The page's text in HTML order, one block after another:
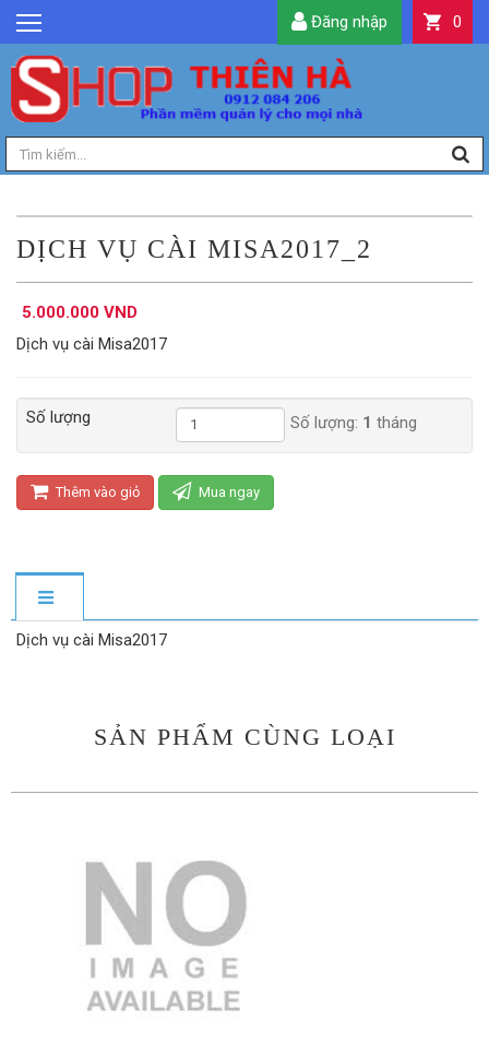
GIỚI THIỆU
TIN TỨC
SẢN PHẨM
DỊCH VỤ
LIÊN HỆ
TIỆN ÍCH
QUẢN LÝ
0
Đăng nhập
DỊCH VỤ CÀI MISA2017_2
5.000.000 VND
Dịch vụ cài Misa2017
Số lượng Số lượng: 1 tháng
Thêm vào giỏ Mua ngay
Dịch vụ cài Misa2017
SẢN PHẨM CÙNG LOẠI